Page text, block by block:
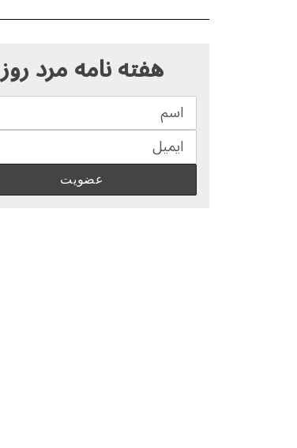
هفته نامه مرد روز
S
r
c
f
r